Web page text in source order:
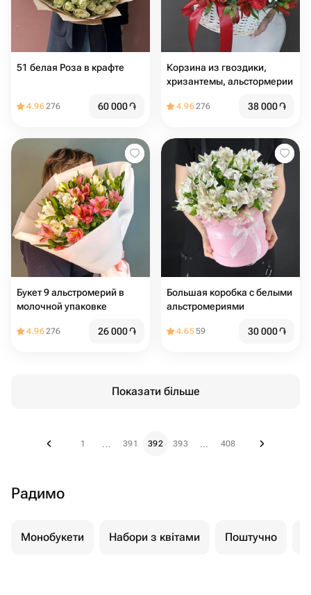
51 белая Роза в крафте
4.96276 60 000֏
Корзина из гвоздики,
хризантемы, альстормерии
4.96276 38 000֏
Букет 9 альстромерий в
молочной упаковке
4.96276 26 000֏
Большая коробка с белыми
альстромериями
4.6559 30 000֏
Показати більше
1 ... 391 392 393 ... 408
Радимо
Монобукети Набори з квітами Поштучно